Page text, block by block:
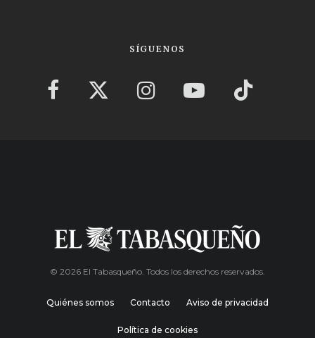
SÍGUENOS
© 2026 El Tabasqueño. Todos los derechos reservados.
Quiénes somos Contacto Aviso de privacidad
Política de cookies